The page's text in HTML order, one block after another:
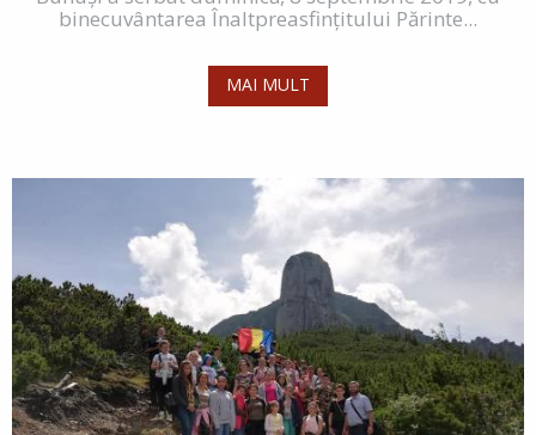
binecuvântarea Înaltpreasfințitului Părinte...
MAI MULT